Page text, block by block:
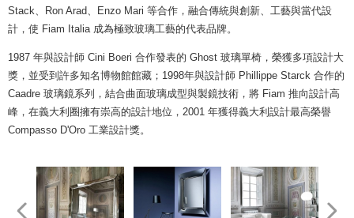
Stack、Ron Arad、Enzo Mari 等合作，融合傳統與創新、工藝與當代設
計，使 Fiam Italia 成為極致玻璃工藝的代表品牌。
1987 年與設計師 Cini Boeri 合作發表的 Ghost 玻璃單椅，榮獲多項設計大
獎，並受到許多知名博物館館藏；1998年與設計師 Phillippe Starck 合作的
Caadre 玻璃鏡系列，結合曲面玻璃成型與製鏡技術，將 Fiam 推向設計高
峰，在義大利圈擁有崇高的設計地位，2001 年獲得義大利設計最高榮譽
Compasso D'Oro 工業設計獎。